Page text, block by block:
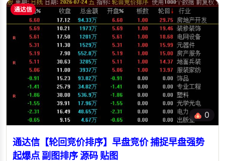
通达信
0
通达信【轮回竞价排序】早盘竞价 捕捉早盘强势
起爆点 副图排序 源码 贴图